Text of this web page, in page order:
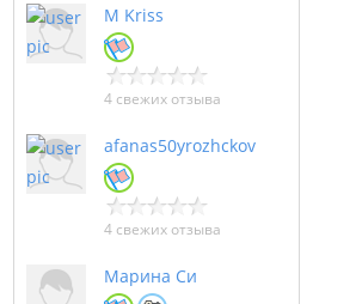
M Kriss
4 свежих отзыва
afanas50yrozhckov
4 свежих отзыва
Марина Си